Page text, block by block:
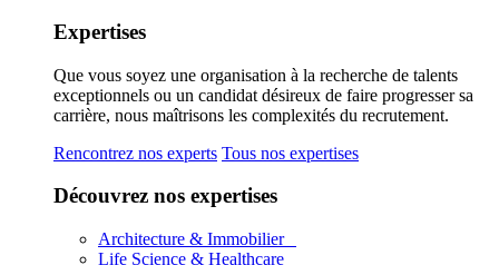
Expertises
Que vous soyez une organisation à la recherche de talents
exceptionnels ou un candidat désireux de faire progresser sa
carrière, nous maîtrisons les complexités du recrutement.
Rencontrez nos experts Tous nos expertises
Découvrez nos expertises
Architecture & Immobilier
Life Science & Healthcare